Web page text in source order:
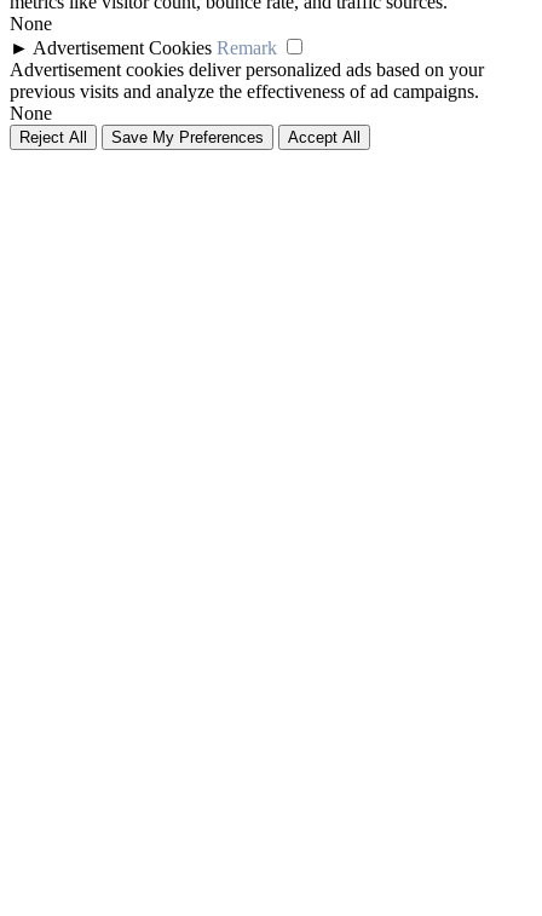
None
► Advertisement Cookies Remark
Advertisement cookies deliver personalized ads based on your
previous visits and analyze the effectiveness of ad campaigns.
None
Reject All Save My Preferences Accept All